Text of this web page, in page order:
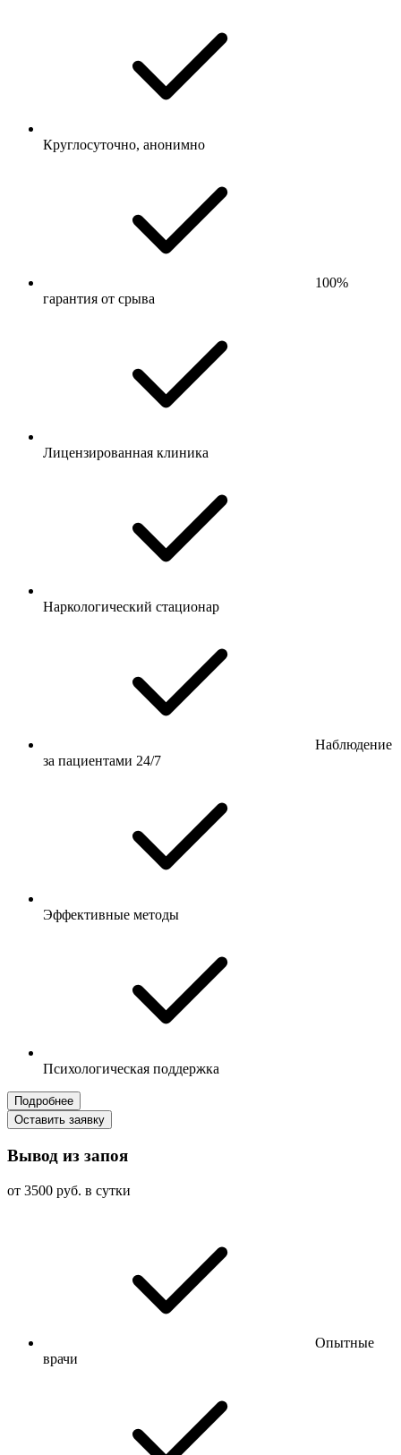
Круглосуточно, анонимно
100%
гарантия от срыва
Лицензированная клиника
Наркологический стационар
Наблюдение
за пациентами 24/7
Эффективные методы
Психологическая поддержка
Подробнее
Оставить заявку
Вывод из запоя
от 3500 руб. в сутки
Опытные
врачи